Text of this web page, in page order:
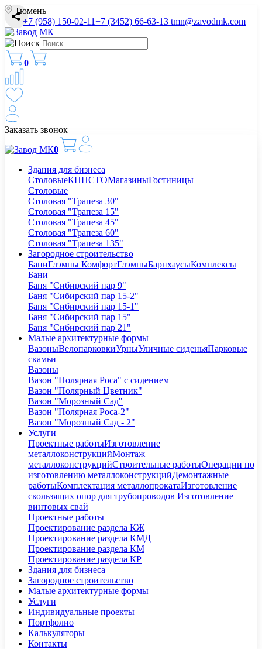
Тюмень
+7 (958) 150-02-11+7 (3452) 66-63-13 tmn@zavodmk.com
0
Заказать звонок
0
Здания для бизнеса
СтоловыеКППСТОМагазиныГостиницы
Столовые
Столовая "Трапеза 30"
Столовая "Трапеза 15"
Столовая "Трапеза 45"
Столовая "Трапеза 60"
Столовая "Трапеза 135"
Загородное строительство
БаниГлэмпы КомфортГлэмпыБарнхаусыКомплексы
Бани
Баня "Сибирский пар 9"
Баня "Сибирский пар 15-2"
Баня "Сибирский пар 15-1"
Баня "Сибирский пар 15"
Баня "Сибирский пар 21"
Малые архитектурные формы
ВазоныВелопарковкиУрныУличные сиденьяПарковые
скамьи
Вазоны
Вазон "Полярная Роса" с сидением
Вазон "Полярный Цветник"
Вазон "Морозный Сад"
Вазон "Полярная Роса-2"
Вазон "Морозный Сад - 2"
Услуги
Проектные работыИзготовление
металлоконструкцийМонтаж
металлоконструкцийСтроительные работыОперации по
изготовлению металлоконструкцийДемонтажные
работыКомплектация металлопрокатаИзготовление
скользящих опор для трубопроводов Изготовление
винтовых свай
Проектные работы
Проектирование раздела КЖ
Проектирование раздела КМД
Проектирование раздела КМ
Проектирование раздела КР
Здания для бизнеса
Загородное строительство
Малые архитектурные формы
Услуги
Индивидуальные проекты
Портфолио
Калькуляторы
Контакты